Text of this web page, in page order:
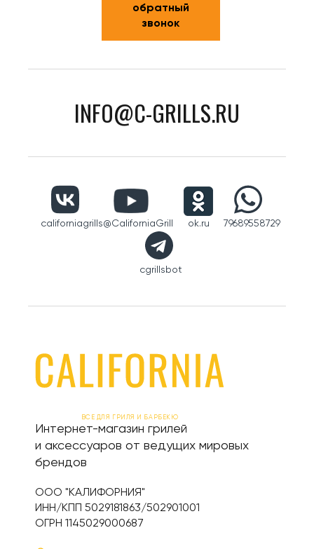
обратный
звонок
INFO@C-GRILLS.RU
californiagrills@CaliforniaGrill ok.ru 79689558729
cgrillsbot
ВСЕ ДЛЯ ГРИЛЯ И БАРБЕКЮ
Интернет-магазин грилей
и аксессуаров от ведущих мировых
брендов
ООО "КАЛИФОРНИЯ"
ИНН/КПП 5029181863/502901001
ОГРН 1145029000687